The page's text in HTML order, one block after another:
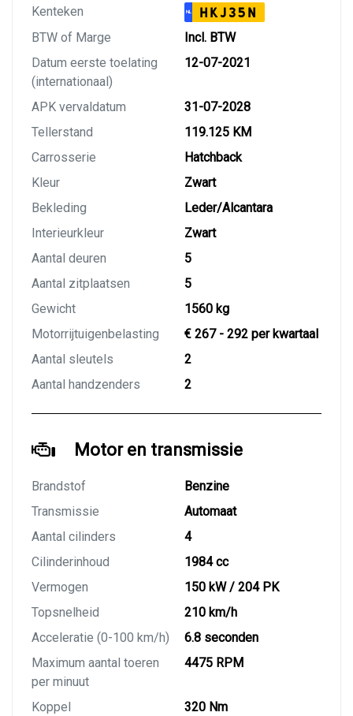
Kenteken NL HKJ35N
BTW of Marge
Incl. BTW
Datum eerste toelating
(internationaal)
12-07-2021
APK vervaldatum
31-07-2028
Tellerstand
119.125 KM
Carrosserie
Hatchback
Kleur
Zwart
Bekleding
Leder/Alcantara
Interieurkleur
Zwart
Aantal deuren
5
Aantal zitplaatsen
5
Gewicht
1560 kg
Motorrijtuigenbelasting
€ 267 - 292 per kwartaal
Aantal sleutels
2
Aantal handzenders
2
Motor en transmissie
Brandstof
Benzine
Transmissie
Automaat
Aantal cilinders
4
Cilinderinhoud
1984 cc
Vermogen
150 kW / 204 PK
Topsnelheid
210 km/h
Acceleratie (0-100 km/h)
6.8 seconden
Maximum aantal toeren
per minuut
4475 RPM
Koppel
320 Nm